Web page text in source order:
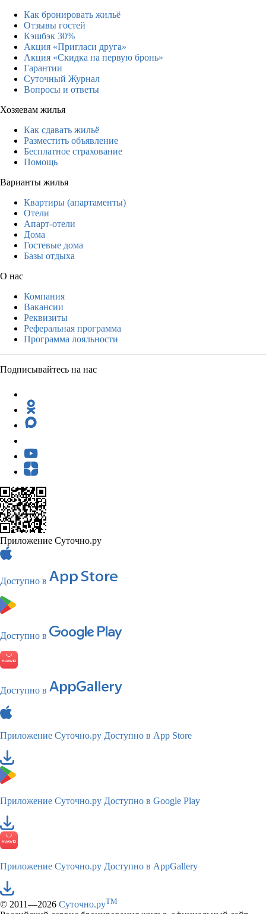
Как бронировать жильё
Отзывы гостей
Кэшбэк 30%
Акция «Пригласи друга»
Акция «Скидка на первую бронь»
Гарантии
Суточный Журнал
Вопросы и ответы
Хозяевам жилья
Как сдавать жильё
Разместить объявление
Бесплатное страхование
Помощь
Варианты жилья
Квартиры (апартаменты)
Отели
Апарт-отели
Дома
Гостевые дома
Базы отдыха
О нас
Компания
Вакансии
Реквизиты
Реферальная программа
Программа лояльности
Подписывайтесь на нас
Приложение Суточно.ру
Доступно в
Доступно в
Доступно в
Приложение Суточно.ру Доступно в App Store
Приложение Суточно.ру Доступно в Google Play
Приложение Суточно.ру Доступно в AppGallery
© 2011—2026 Суточно.руTM